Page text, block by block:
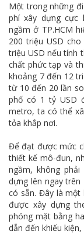
Một trong những
phí xây dựng cực
ngầm ở TP.HCM
200 triệu USD
triệu USD nếu tính
chất phức tạp và
khoảng 7 đến 12
từ 10 đến 20 lần
phố có 1 tỷ USD
metro, ta có thể
tỏa khắp nơi.
Để đạt được mức
thiết kế mô-đun,
ngầm, không
dựng lên ngay trên
có sẵn. Đây là một
được xây dựng
phóng mặt bằng
dẫn đến khiếu